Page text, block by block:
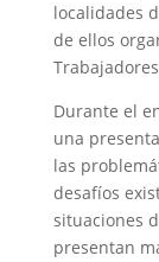
localidades
de ellos
Durante el
una
las
desafíos
situaciones
presentan